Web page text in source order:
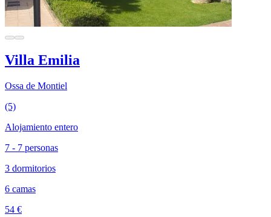
Villa Emilia
Ossa de Montiel
(5)
Alojamiento entero
7 - 7 personas
3 dormitorios
6 camas
54 €